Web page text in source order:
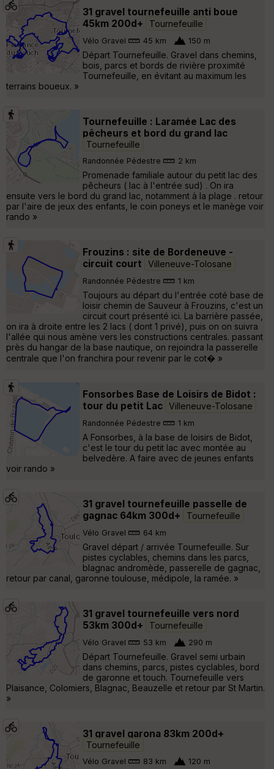
31 gravel tournefeuille anti boue
45km 200d+
Tournefeuille
Vélo Gravel 45 km 150 m
Départ Tournefeuille. Gravel dans chemins,
bois, parcs et bords de rivière proximité
Tournefeuille, en évitant au maximum les
terrains boueux. »
Tournefeuille : Laramée Lac des
pêcheurs et bord du grand lac
Tournefeuille
Randonnée Pédestre 2 km
Promenade familiale autour du petit lac des
pêcheurs ( lac à l'entrée sud) . On ira
ensuite vers le bord du grand lac, notamment à la plage . retour
par l'aire de jeux des enfants, le coin poneys et le manège voir
rando »
Frouzins : site de Bordeneuve -
circuit court
Villeneuve-Tolosane
Randonnée Pédestre 1 km
Toujours au départ du l'entrée coté base de
loisir chemin de Sauveur à Frouzins, c'est un
circuit court présenté ici. La barrière passée,
on ira à droite entre les 2 lacs ( dont 1 privé), puis on on suivra
l'allée qui nous amène vers les constructions centrales. passant
près du hangar de la base nautique, on rejoindra la passerelle
centrale que l'on franchira pour revenir par le cot� »
Fonsorbes Base de Loisirs de Bidot :
tour du petit Lac Villeneuve-Tolosane
Randonnée Pédestre 1 km
A Fonsorbes, à la base de loisirs de Bidot,
c'est le tour du petit lac avec montée au
belvedère. A faire avec de jeunes enfants
voir rando »
31 gravel tournefeuille passelle de
gagnac 64km 300d+
Tournefeuille
Vélo Gravel 64 km
Gravel départ / arrivée Tournefeuille. Sur
pistes cyclables, chemins dans les parcs,
blagnac andromède, passerelle de gagnac,
retour par canal, garonne toulouse, médipole, la ramée. »
31 gravel tournefeuille vers nord
53km 300d+
Tournefeuille
Vélo Gravel 53 km 290 m
Départ Tournefeuille. Gravel semi urbain
dans chemins, parcs, pistes cyclables, bord
de garonne et touch. Tournefeuille vers
Plaisance, Colomiers, Blagnac, Beauzelle et retour par St Martin.
»
31 gravel garona 83km 200d+
Tournefeuille
Vélo Gravel 83 km 120 m